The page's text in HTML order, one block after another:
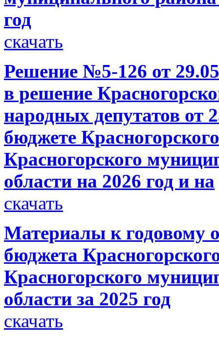
год
скачать
Решение №5-126 от
в решение
народных депутатов от
бюджете
Красногорского
области на 2026 год и на
скачать
Материалы к годовому
бюджета
Красногорского
области за 2025 год
скачать